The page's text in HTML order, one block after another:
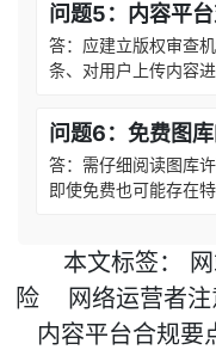
问题5：内容平
答：应建立版权审查
条、对用户上传内容
问题6：免费图
答：需仔细阅读图库
即使免费也可能存在
本文标签：
险
网络运营者
内容平台合规要